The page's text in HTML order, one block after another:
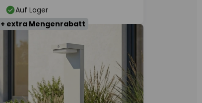
Auf Lager
+ extra Mengenrabatt